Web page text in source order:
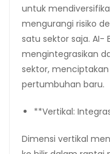
untuk
mengurangi risiko
satu sektor saja. AI-
mengintegrasikan
sektor,
pertumbuhan baru.
**Vertikal:
Dimensi vertikal